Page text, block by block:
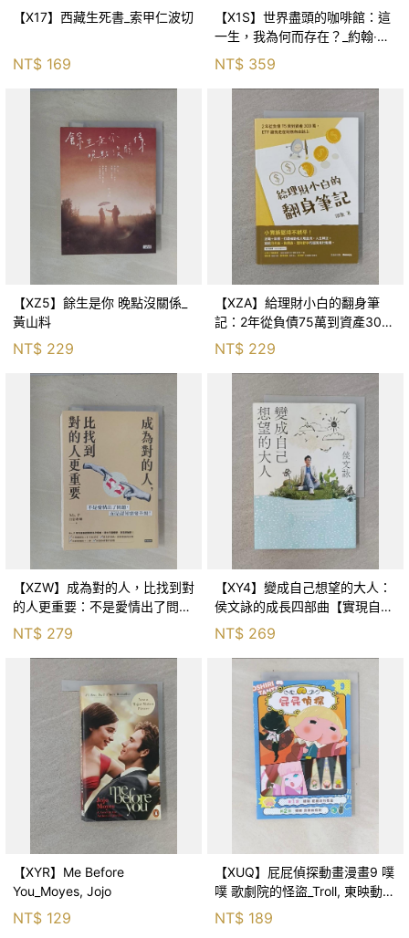
【X17】西藏生死書_索甲仁波切
NT$ 169
【X1S】世界盡頭的咖啡館：這
一生，我為何而存在？_約翰‧史
崔勒基, Elsa
NT$ 359
【XZ5】餘生是你 晚點沒關係_
黃山料
NT$ 229
【XZA】給理財小白的翻身筆
記：2年從負債75萬到資產300
萬，ETF讓我走在財務自由路上_
鐵蛋
NT$ 229
【XZW】成為對的人，比找到對
的人更重要：不是愛情出了問
題，而是認知需要升級！_Mr. P
NT$ 279
【XY4】變成自己想望的大人：
侯文詠的成長四部曲【實現自
己】_侯文詠
NT$ 269
【XYR】Me Before
You_Moyes, Jojo
NT$ 129
【XUQ】屁屁偵探動畫漫畫9 噗
噗 歌劇院的怪盜_Troll, 東映動畫
株式會社, 張東君
NT$ 189